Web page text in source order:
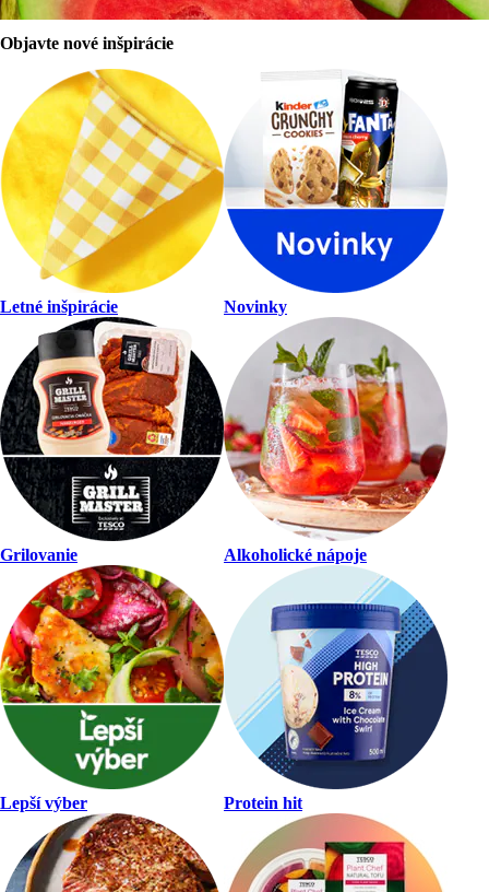
Objavte nové inšpirácie
Letné inšpirácie Novinky
Grilovanie Alkoholické nápoje
Lepší výber Protein hit